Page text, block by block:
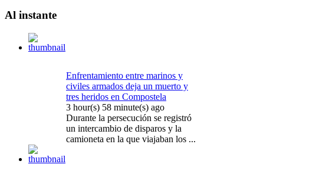
Al instante
Enfrentamiento entre marinos y
civiles armados deja un muerto y
tres heridos en Compostela
3 hour(s) 58 minute(s) ago
Durante la persecución se registró
un intercambio de disparos y la
camioneta en la que viajaban los ...